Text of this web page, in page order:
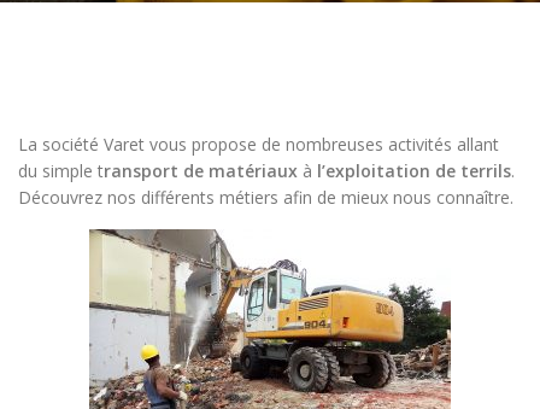
La société Varet vous propose de nombreuses activités allant
du simple transport de matériaux à l’exploitation de terrils.
Découvrez nos différents métiers afin de mieux nous connaître.